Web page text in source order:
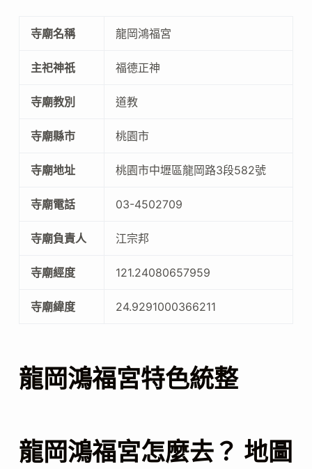
寺廟名稱 龍岡鴻福宮
主祀神祇 福德正神
寺廟教別 道教
寺廟縣市 桃園市
寺廟地址 桃園市中壢區龍岡路3段582號
寺廟電話 03-4502709
寺廟負責人 江宗邦
寺廟經度 121.24080657959
寺廟緯度 24.9291000366211
龍岡鴻福宮特色統整
龍岡鴻福宮怎麼去？ 地圖